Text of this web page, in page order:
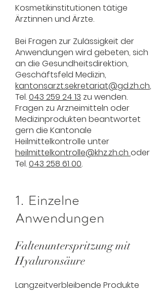
Kosmetikinstitutionen tätige
Ärztinnen und Ärzte.
Bei Fragen zur Zulässigkeit der
Anwendungen wird gebeten, sich
an die Gesundheitsdirektion,
Geschäftsfeld Medizin,
kantonsarzt.sekretariat@gd.zh.ch,
Tel.043 259 24 13 zu wenden.
Fragen zu Arzneimitteln oder
Medizinprodukten beantwortet
gern die Kantonale
Heilmittelkontrolle unter
heilmittelkontrolle@khz.zh.ch oder
Tel.043 258 61 00.
1. Einzelne
Anwendungen
Faltenunterspritzung mit
Hyaluronsäure
Langzeitverbleibende Produkte